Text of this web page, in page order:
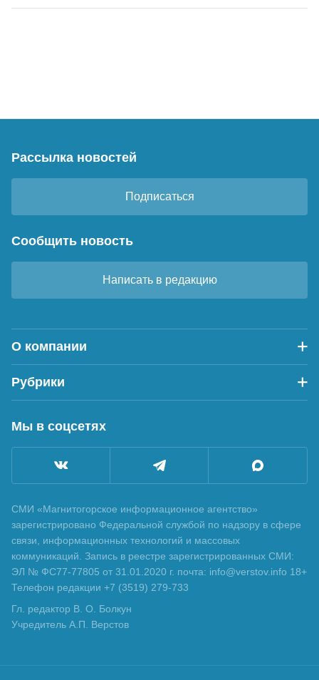
Рассылка новостей
Подписаться
Сообщить новость
Написать в редакцию
О компании
Рубрики
Мы в соцсетях
СМИ «Магнитогорское информационное агентство»
зарегистрировано Федеральной службой по надзору в сфере
связи, информационных технологий и массовых
коммуникаций. Запись в реестре зарегистрированных СМИ:
ЭЛ № ФС77-77805 от 31.01.2020 г. почта: info@verstov.info 18+
Телефон редакции +7 (3519) 279-733
Гл. редактор В. О. Болкун
Учредитель А.П. Верстов